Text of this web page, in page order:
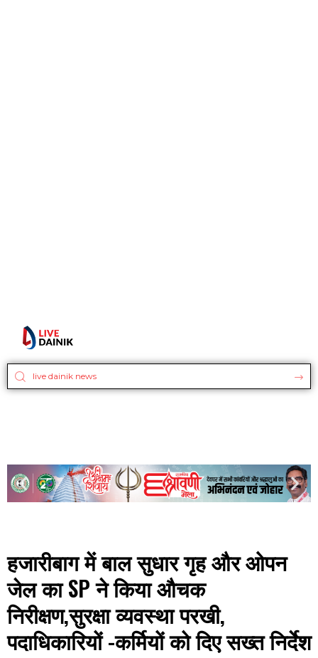
हजारीबाग में बाल सुधार गृह और ओपन
जेल का SP ने किया औचक
निरीक्षण,सुरक्षा व्यवस्था परखी,
पदाधिकारियों -कर्मियों को दिए सख्त निर्देश